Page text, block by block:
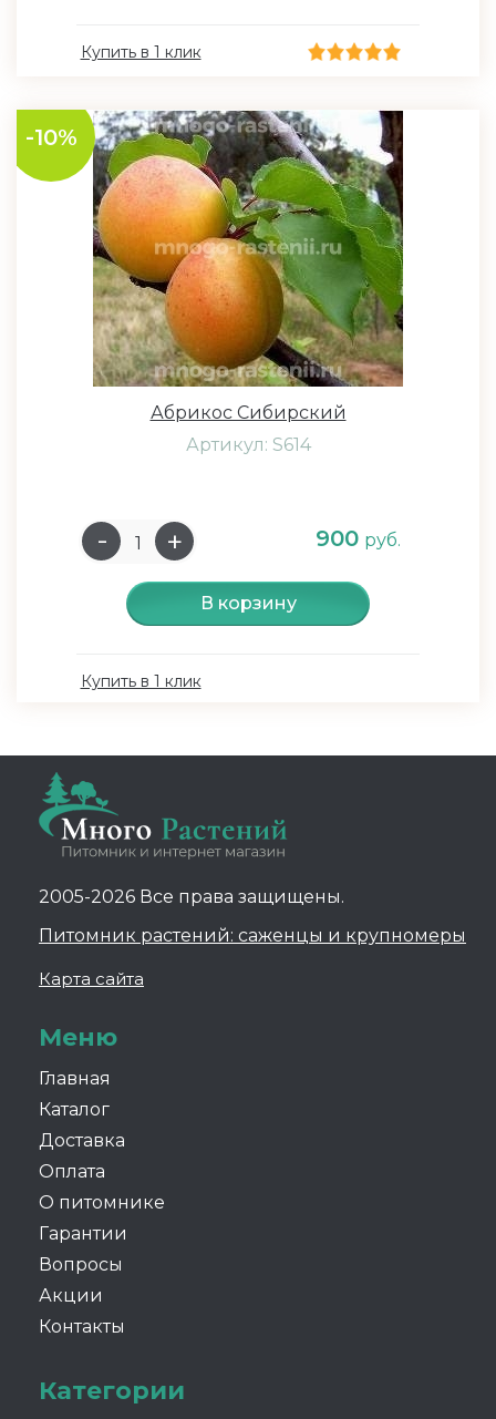
Купить в 1 клик
-10%
Абрикос Сибирский
Артикул: S614
900 руб.
В корзину
Купить в 1 клик
2005-2026 Все права защищены.
Питомник растений: саженцы и крупномеры
Карта сайта
Меню
Главная
Каталог
Доставка
Оплата
О питомнике
Гарантии
Вопросы
Акции
Контакты
Категории